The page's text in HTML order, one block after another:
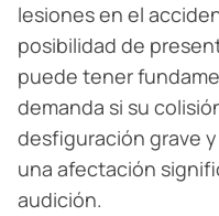
lesiones en el
posibilidad de
puede tener
demanda si su
desfiguración grave
una afectación
audición.